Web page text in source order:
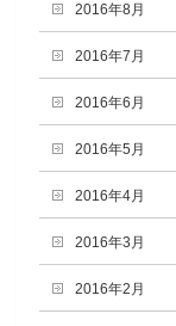
2016年8月
2016年7月
2016年6月
2016年5月
2016年4月
2016年3月
2016年2月